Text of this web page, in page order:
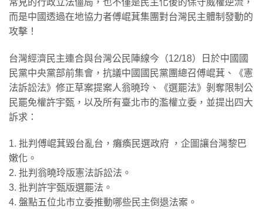
而是中國透過在地協力者傅崐萁集團對台灣民主體制發動的
攻擊！
台灣經濟民主連合與台灣公民陣線今（12/18）日於中國國
民黨中央黨部前集會，抗議中國國民黨團總召傅崐萁、《憲
法訴訟法》修正草案提案人翁曉玲、《選罷法》剝奪限制公
民罷免權許宇甄，以及所有臺北市的濫權立委，並提出四大
訴求：
1. 批判傅崐萁毀台亂台，癱瘓民選政府 ，企圖讓台灣黎巴
嫩化。
2. 批判翁曉玲版憲法訴訟法。
3. 批判許宇甄版選罷法。
4. 盤點五位北市立委推動哪些民主倒退法案。